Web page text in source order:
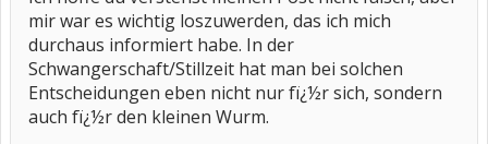
mir war es wichtig loszuwerden, das ich mich
durchaus informiert habe. In der
Schwangerschaft/Stillzeit hat man bei solchen
Entscheidungen eben nicht nur fï¿½r sich, sondern
auch fï¿½r den kleinen Wurm.